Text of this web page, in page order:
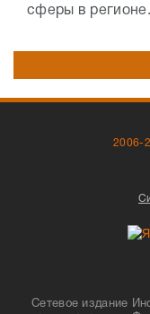
сферы в
2006-
Сетевое издание